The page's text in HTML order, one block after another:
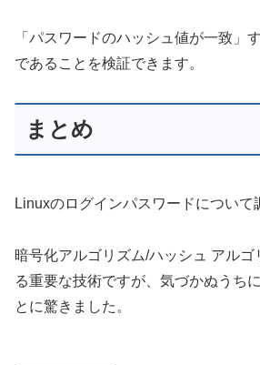
「パスワードのハッシュ値が一致」
であることを検証できます。
まとめ
Linuxのログインパスワードについて
暗号化アルゴリズム/ハッシュ アルゴ
る重要な技術ですが、気づかぬうち
とに驚きました。